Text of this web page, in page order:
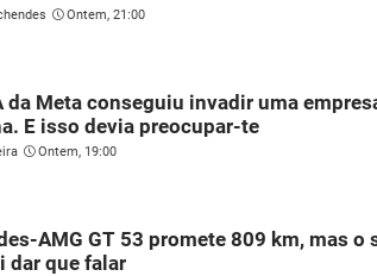
Ontem, 21:00
da Meta conseguiu invadir uma
E isso devia preocupar-te
Ontem, 19:00
AMG GT 53 promete 809 km, mas o
dar que falar